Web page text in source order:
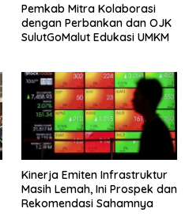
Pemkab Mitra Kolaborasi
dengan Perbankan dan OJK
SulutGoMalut Edukasi UMKM
Kinerja Emiten Infrastruktur
Masih Lemah, Ini Prospek dan
Rekomendasi Sahamnya